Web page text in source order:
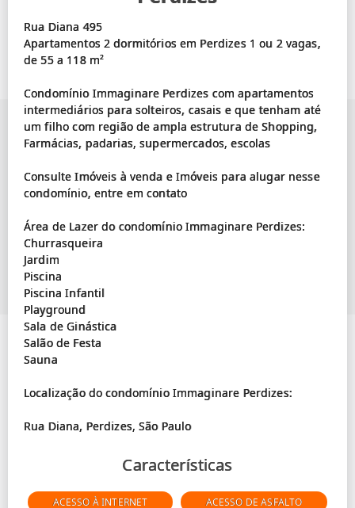
Rua Diana 495
Apartamentos 2 dormitórios em Perdizes 1 ou 2 vagas,
de 55 a 118 m²
Condomínio Immaginare Perdizes com apartamentos
intermediários para solteiros, casais e que tenham até
um filho com região de ampla estrutura de Shopping,
Farmácias, padarias, supermercados, escolas
Consulte Imóveis à venda e Imóveis para alugar nesse
condomínio, entre em contato
Área de Lazer do condomínio Immaginare Perdizes:
Churrasqueira
Jardim
Piscina
Piscina Infantil
Playground
Sala de Ginástica
Salão de Festa
Sauna
Localização do condomínio Immaginare Perdizes:
Rua Diana, Perdizes, São Paulo
Características
ACESSO À INTERNET ACESSO DE ASFALTO